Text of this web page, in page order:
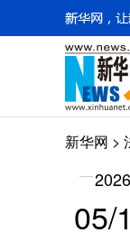
新华网 >
2026
05/